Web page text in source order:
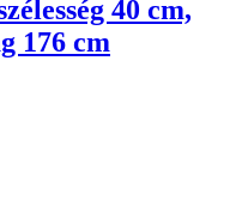
40 cm,
176 cm